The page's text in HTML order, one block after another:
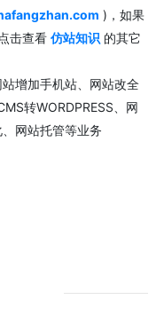
)，如果
击查看 仿站知识 的其它
增加手机站、网站改全
转WORDPRESS、网
网站托管等业务